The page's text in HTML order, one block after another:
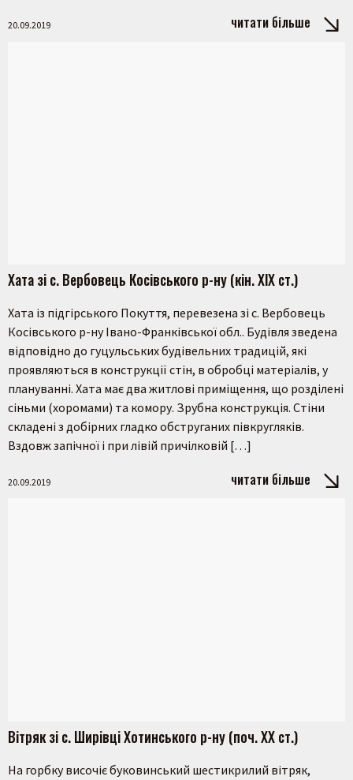
20.09.2019 читати більше
Хата зі с. Вербовець Косівського р-ну (кін. ХІХ ст.)
Хата із підгірського Покуття, перевезена зі с. Вербовець
Косівського р-ну Івано-Франківської обл.. Будівля зведена
відповідно до гуцульських будівельних традицій, які
проявляються в конструкції стін, в обробці матеріалів, у
плануванні. Хата має два житлові приміщення, що розділені
сіньми (хоромами) та комору. Зрубна конструкція. Стіни
складені з добірних гладко обструганих півкругляків.
Вздовж запічної і при лівій причілковій […]
20.09.2019 читати більше
Вітряк зі с. Ширівці Хотинського р-ну (поч. ХХ ст.)
На горбку височіє буковинський шестикрилий вітряк,